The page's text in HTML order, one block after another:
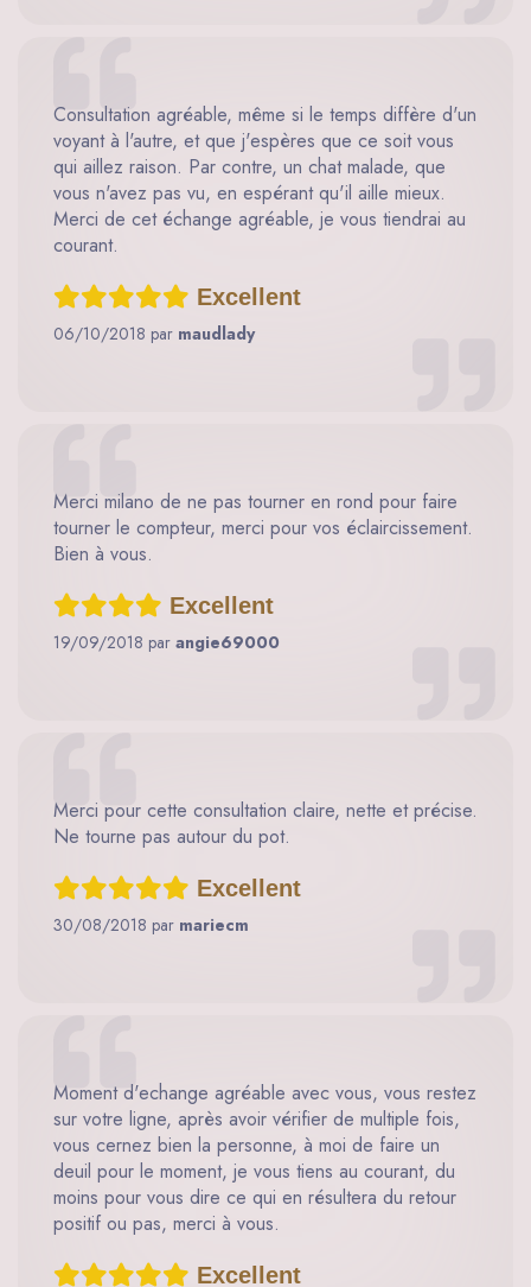
Consultation agréable, même si le temps diffère d'un
voyant à l'autre, et que j'espères que ce soit vous
qui aillez raison. Par contre, un chat malade, que
vous n'avez pas vu, en espérant qu'il aille mieux.
Merci de cet échange agréable, je vous tiendrai au
courant.
Excellent
06/10/2018 par maudlady
Merci milano de ne pas tourner en rond pour faire
tourner le compteur, merci pour vos éclaircissement.
Bien à vous.
Excellent
19/09/2018 par angie69000
Merci pour cette consultation claire, nette et précise.
Ne tourne pas autour du pot.
Excellent
30/08/2018 par mariecm
Moment d'echange agréable avec vous, vous restez
sur votre ligne, après avoir vérifier de multiple fois,
vous cernez bien la personne, à moi de faire un
deuil pour le moment, je vous tiens au courant, du
moins pour vous dire ce qui en résultera du retour
positif ou pas, merci à vous.
Excellent